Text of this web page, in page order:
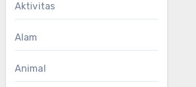
Aktivitas
Alam
Animal